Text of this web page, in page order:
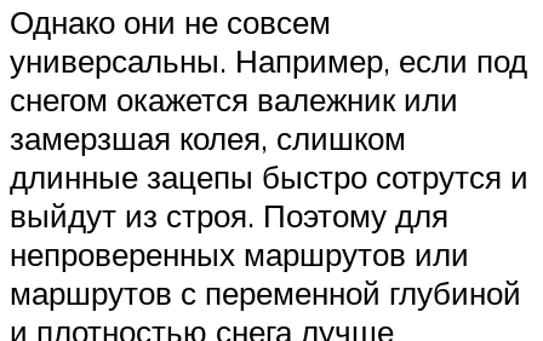
Однако они не совсем
универсальны. Например, если под
снегом окажется валежник или
замерзшая колея, слишком
длинные зацепы быстро сотрутся и
выйдут из строя. Поэтому для
непроверенных маршрутов или
маршрутов с переменной глубиной
и плотностью снега лучше